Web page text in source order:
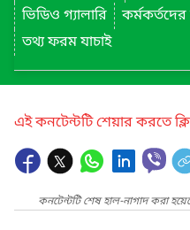
ভিডিও গ্যালারি
তথ্য ফরম যাচাই
এই কনটেন্টটি শেয়ার করতে
কনটেন্টটি শেষ হাল-নাগাদ করা